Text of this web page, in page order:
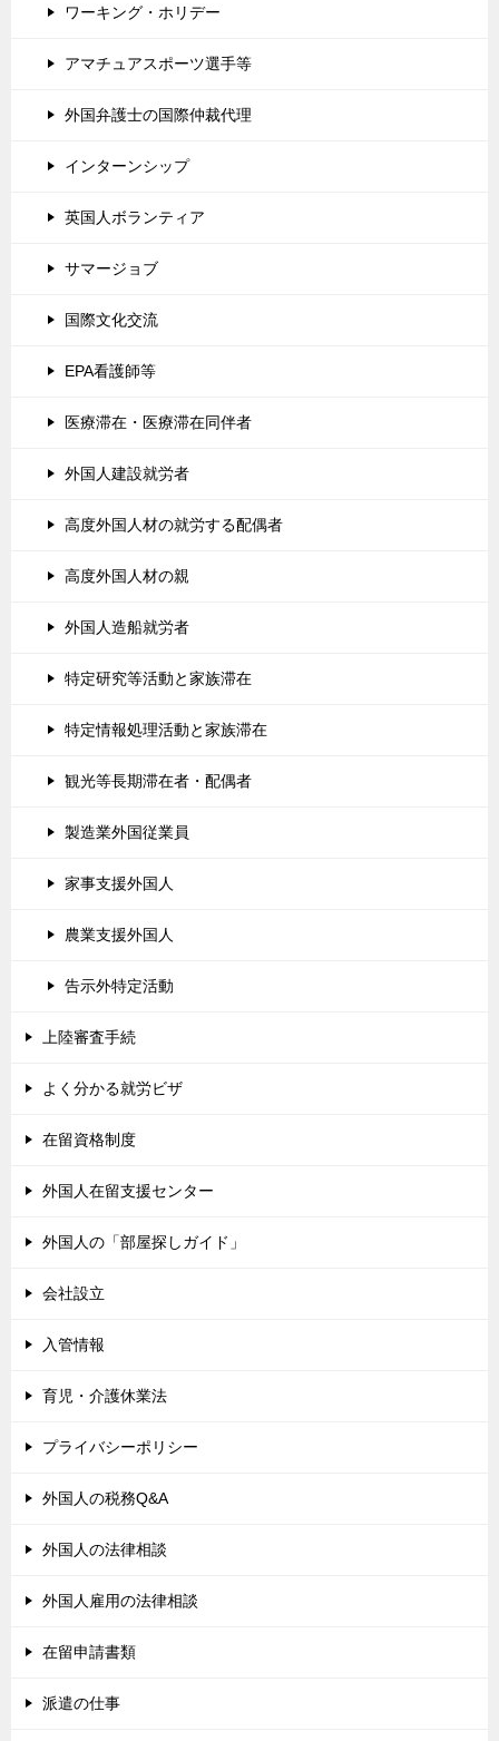
ワーキング・ホリデー
アマチュアスポーツ選手等
外国弁護士の国際仲裁代理
インターンシップ
英国人ボランティア
サマージョブ
国際文化交流
EPA看護師等
医療滞在・医療滞在同伴者
外国人建設就労者
高度外国人材の就労する配偶者
高度外国人材の親
外国人造船就労者
特定研究等活動と家族滞在
特定情報処理活動と家族滞在
観光等長期滞在者・配偶者
製造業外国従業員
家事支援外国人
農業支援外国人
告示外特定活動
上陸審査手続
よく分かる就労ビザ
在留資格制度
外国人在留支援センター
外国人の「部屋探しガイド」
会社設立
入管情報
育児・介護休業法
プライバシーポリシー
外国人の税務Q&A
外国人の法律相談
外国人雇用の法律相談
在留申請書類
派遣の仕事